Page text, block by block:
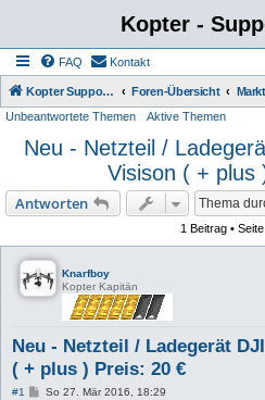
Kopter -
FAQ Kontakt
Kopter Support - von Anwendern für Anwender. Foren-Übersicht
Unbeantwortete Themen Aktive Themen
Neu - Netzteil /
Visison ( + plus
Antworten
1 Beitrag • Seite
Knarfboy
Kopter Kapitän
Neu - Netzteil / Ladegerät
( + plus ) Preis: 20 €
#1
BSo 27. Mär 2016, 18:29